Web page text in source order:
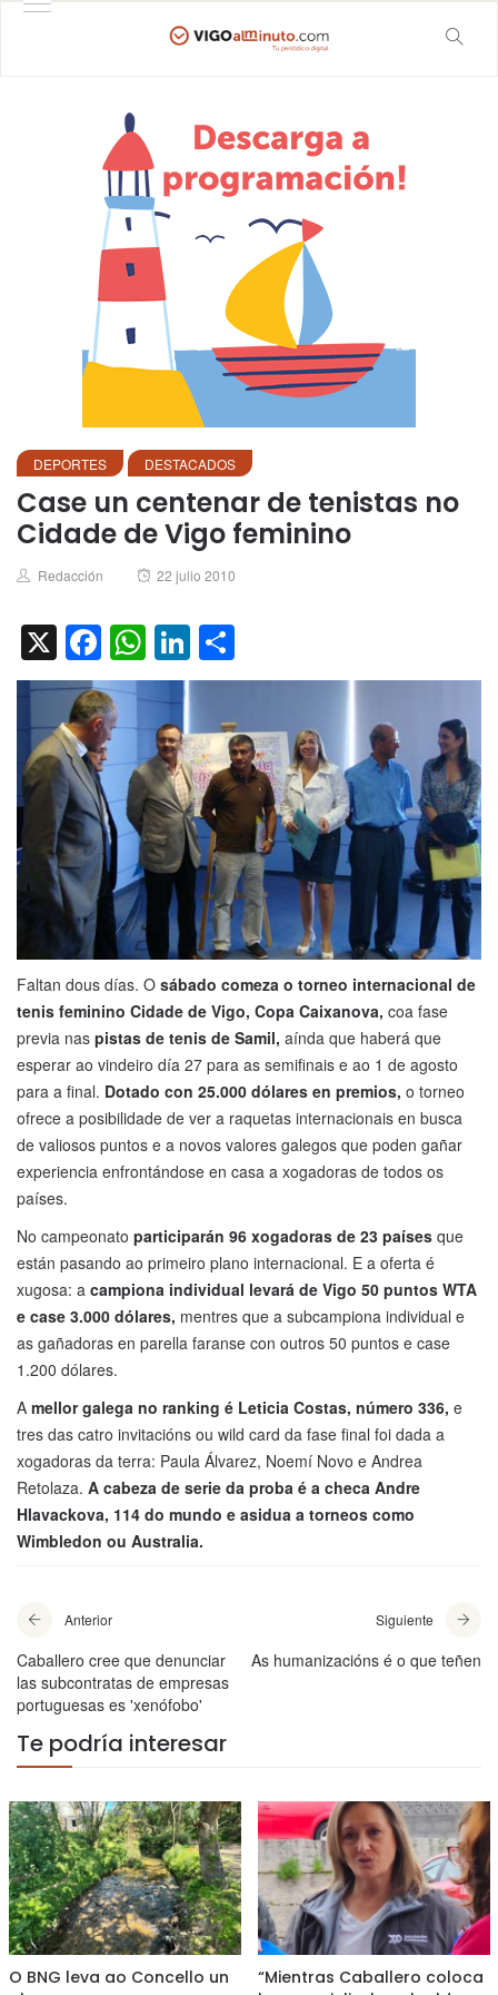
DEPORTES DESTACADOS
Case un centenar de tenistas no
Cidade de Vigo feminino
Author
Redacción
Posted
22 julio 2010
X Facebook
WhatsApp
LinkedIn
Faltan dous días. O sábado comeza o torneo internacional de
tenis feminino Cidade de Vigo, Copa Caixanova, coa fase
previa nas pistas de tenis de Samil, aínda que haberá que
esperar ao vindeiro día 27 para as semifinais e ao 1 de agosto
para a final. Dotado con 25.000 dólares en premios, o torneo
ofrece a posibilidade de ver a raquetas internacionais en busca
de valiosos puntos e a novos valores galegos que poden gañar
experiencia enfrontándose en casa a xogadoras de todos os
países.
No campeonato participarán 96 xogadoras de 23 países que
están pasando ao primeiro plano internacional. E a oferta é
xugosa: a campiona individual levará de Vigo 50 puntos WTA
e case 3.000 dólares, mentres que a subcampiona individual e
as gañadoras en parella faranse con outros 50 puntos e case
1.200 dólares.
A mellor galega no ranking é Leticia Costas, número 336, e
tres das catro invitacións ou wild card da fase final foi dada a
xogadoras da terra: Paula Álvarez, Noemí Novo e Andrea
Retolaza. A cabeza de serie da proba é a checa Andre
Hlavackova, 114 do mundo e asidua a torneos como
Wimbledon ou Australia.
Anterior
Caballero cree que denunciar
las subcontratas de empresas
portuguesas es 'xenófobo'
Siguiente
As humanizacións é o que teñen
Te podría interesar
O BNG leva ao Concello un
“Mientras Caballero coloca